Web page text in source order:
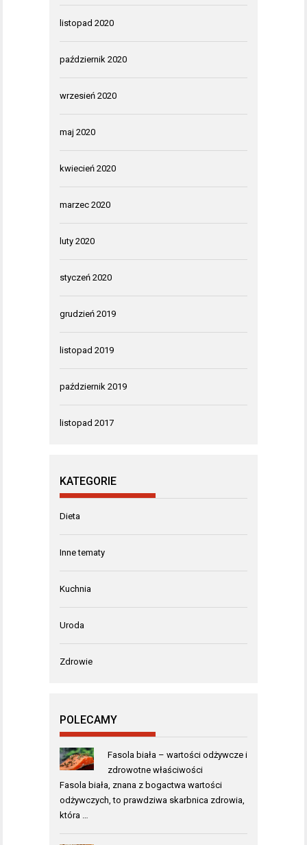
listopad 2020
październik 2020
wrzesień 2020
maj 2020
kwiecień 2020
marzec 2020
luty 2020
styczeń 2020
grudzień 2019
listopad 2019
październik 2019
listopad 2017
KATEGORIE
Dieta
Inne tematy
Kuchnia
Uroda
Zdrowie
POLECAMY
Fasola biała – wartości odżywcze i
zdrowotne właściwości
Fasola biała, znana z bogactwa wartości
odżywczych, to prawdziwa skarbnica zdrowia,
która …